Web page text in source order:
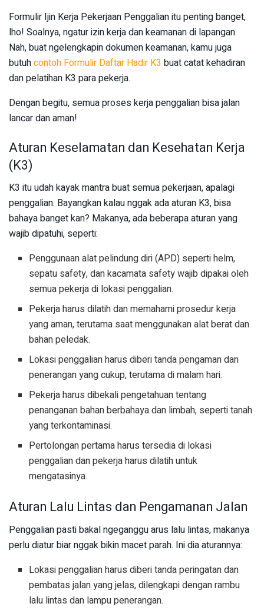
Formulir Ijin Kerja Pekerjaan Penggalian itu penting banget,
lho! Soalnya, ngatur izin kerja dan keamanan di lapangan.
Nah, buat ngelengkapin dokumen keamanan, kamu juga
butuhcontoh Formulir Daftar Hadir K3 buat catat kehadiran
dan pelatihan K3 para pekerja.
Dengan begitu, semua proses kerja penggalian bisa jalan
lancar dan aman!
Aturan Keselamatan dan Kesehatan Kerja
(K3)
K3 itu udah kayak mantra buat semua pekerjaan, apalagi
penggalian. Bayangkan kalau nggak ada aturan K3, bisa
bahaya banget kan? Makanya, ada beberapa aturan yang
wajib dipatuhi, seperti:
Penggunaan alat pelindung diri (APD) seperti helm,
sepatu safety, dan kacamata safety wajib dipakai oleh
semua pekerja di lokasi penggalian.
Pekerja harus dilatih dan memahami prosedur kerja
yang aman, terutama saat menggunakan alat berat dan
bahan peledak.
Lokasi penggalian harus diberi tanda pengaman dan
penerangan yang cukup, terutama di malam hari.
Pekerja harus dibekali pengetahuan tentang
penanganan bahan berbahaya dan limbah, seperti tanah
yang terkontaminasi.
Pertolongan pertama harus tersedia di lokasi
penggalian dan pekerja harus dilatih untuk
mengatasinya.
Aturan Lalu Lintas dan Pengamanan Jalan
Penggalian pasti bakal ngeganggu arus lalu lintas, makanya
perlu diatur biar nggak bikin macet parah. Ini dia aturannya:
Lokasi penggalian harus diberi tanda peringatan dan
pembatas jalan yang jelas, dilengkapi dengan rambu
lalu lintas dan lampu penerangan.